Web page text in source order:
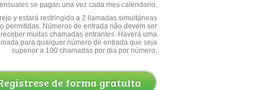
se pagan una vez cada mes calendario.
y estará restringido a 2 llamadas simultáneas
permitidas. Números de entrada não devem ser
muitas chamadas entrantes. Haverá uma
para qualquer número de entrada que seja
superior a 100 chamadas por dia por número.
de forma gratuita